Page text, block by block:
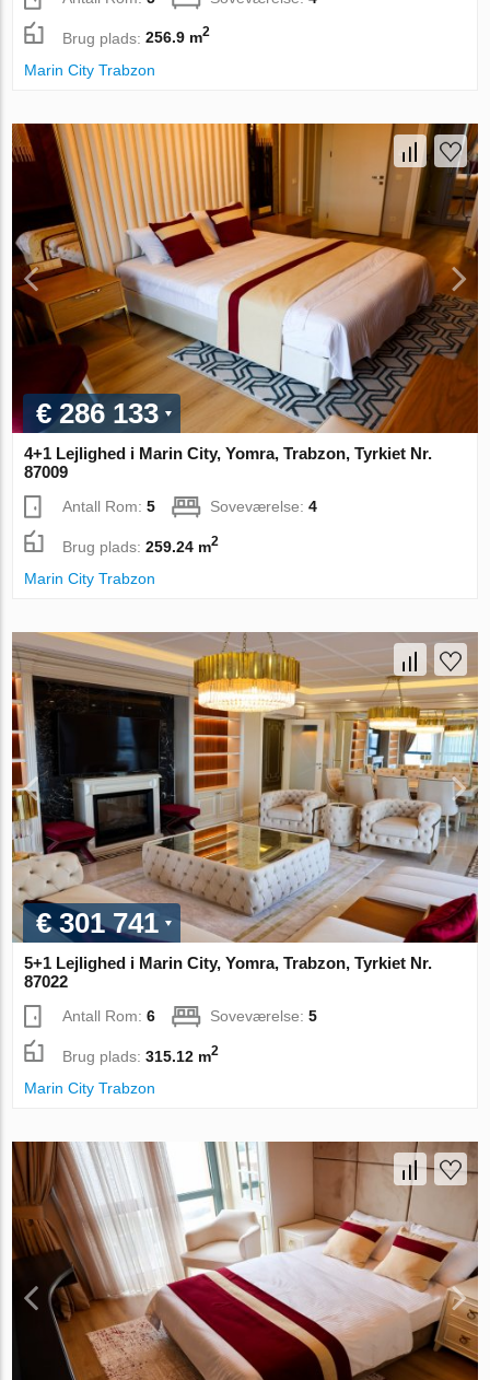
Brug plads:256.9 m2
Marin City Trabzon
€ 286 133
4+1 Lejlighed i Marin City, Yomra, Trabzon, Tyrkiet Nr.
87009
Antall Rom:5 Soveværelse:4
Brug plads:259.24 m2
Marin City Trabzon
€ 301 741
5+1 Lejlighed i Marin City, Yomra, Trabzon, Tyrkiet Nr.
87022
Antall Rom:6 Soveværelse:5
Brug plads:315.12 m2
Marin City Trabzon